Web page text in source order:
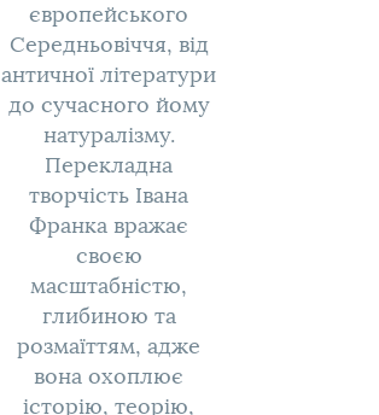
європейського
Середньовіччя, від
античної літератури
до сучасного йому
натуралізму.
Перекладна
творчість Івана
Франка вражає
своєю
масштабністю,
глибиною та
розмаїттям, адже
вона охоплює
історію, теорію,